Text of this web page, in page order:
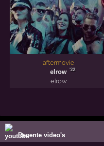
aftermovie
elrow
'22
elrow
Recente video's